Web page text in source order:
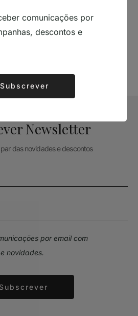
nas Redes Sociais
»
Newsletter
das novidades e descontos
por email com
novidades.
Subscrever
comunicações por
descontos e
Subscrever